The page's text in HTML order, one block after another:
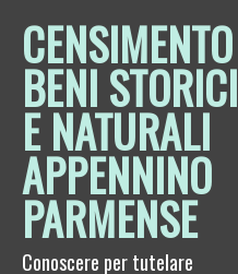
CENSIMENTO
BENI STORICI
E NATURALI
APPENNINO
PARMENSE
Conoscere per tutelare